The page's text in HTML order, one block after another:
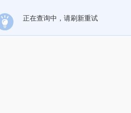
正在查询中，请刷新重试